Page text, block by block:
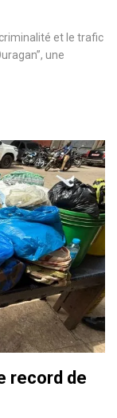
et le trafic
une
record de